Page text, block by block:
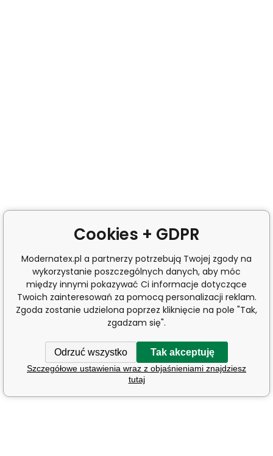
Cookies + GDPR
Modernatex.pl a partnerzy potrzebują Twojej zgody na
wykorzystanie poszczególnych danych, aby móc
między innymi pokazywać Ci informacje dotyczące
Twoich zainteresowań za pomocą personalizacji reklam.
Zgoda zostanie udzielona poprzez kliknięcie na pole "Tak,
zgadzam się".
Odrzuć wszystko Tak akceptuję
Szczegółowe ustawienia wraz z objaśnieniami znajdziesz
tutaj